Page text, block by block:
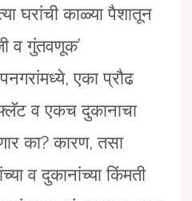
घरांची काळ्या पैशातून
व गुंतवणूक’
एका प्रौढ
व एकच दुकानाचा
का? कारण, तसा
व दुकानांच्या किंमती